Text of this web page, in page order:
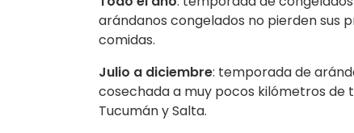
arándanos congelados no pierden sus
comidas.
Julio a diciembre: temporada de
cosechada a muy pocos kilómetros de
Tucumán y Salta.